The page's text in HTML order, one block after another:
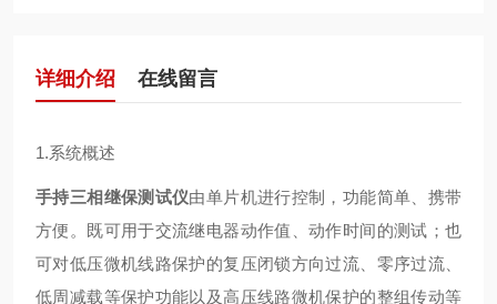
详细介绍 在线留言
1.系统概述
手持三相继保测试仪由单片机进行控制，功能简单、携带
方便。既可用于交流继电器动作值、动作时间的测试；也
可对低压微机线路保护的复压闭锁方向过流、零序过流、
低周减载等保护功能以及高压线路微机保护的整组传动等